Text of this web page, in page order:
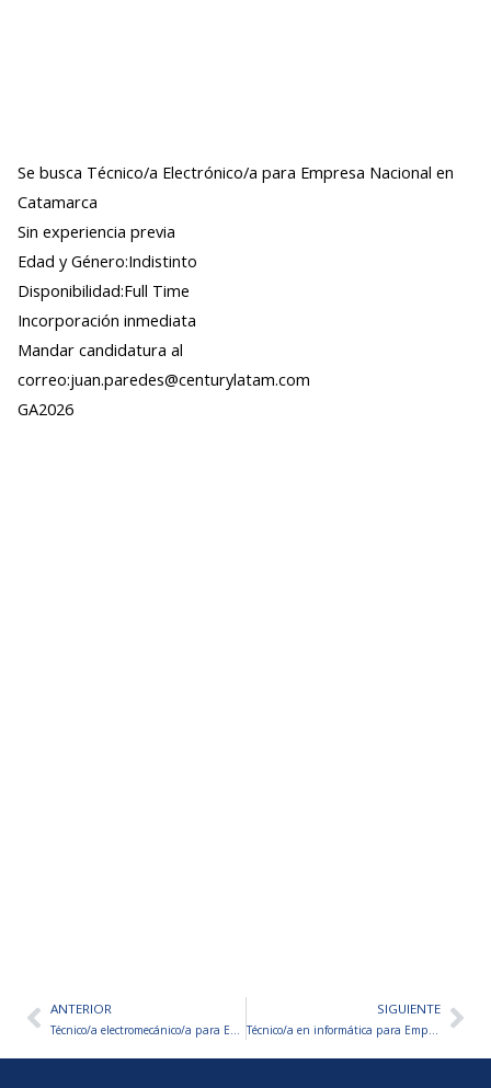
Se busca Técnico/a Electrónico/a para Empresa Nacional en
Catamarca
Sin experiencia previa
Edad y Género:Indistinto
Disponibilidad:Full Time
Incorporación inmediata
Mandar candidatura al
correo:juan.paredes@centurylatam.com
GA2026
AntANTERIOR SIGUIENTE